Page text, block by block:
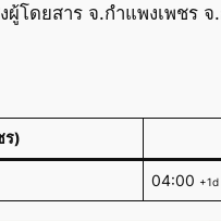
ผู้โดยสาร จ.กำแพงเพชร
ร)
04:00 +1d